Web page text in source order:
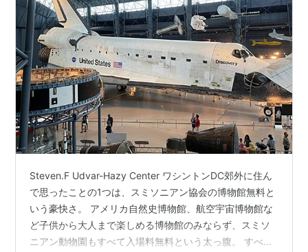
▼ワシントンＤＣ内
スミソニアン協会本部(キャッスル)
芸術産業館
全米アメリカ歴史博物館
全米自然史博物館
全米航空宇宙博物館
全米アフリカ美術博物館
全米ポートレイト美術館
全米アメリカンインディアン博物館
アーサー・Ｍ・サックラー美術館
フリーア美術館
Steven.F Udvar-Hazy Center ワシントンDC郊外に住ん
で思ったことの1つは、スミソニアン協会の博物館無料と
いう豪快さ。 アメリカ自然史博物館、航空宇宙博物館な
ど子供から大人まで楽しめる博物館のみならず、スミソ
ニアン動物園もすべて入場料無料という太っ腹。 すべて